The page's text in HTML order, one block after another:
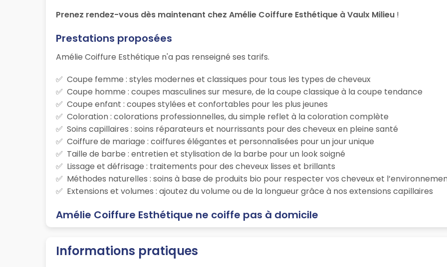
Prenez rendez-vous dès maintenant chez Amélie Coiffure Esthétique à Vaulx Milieu !
Prestations proposées
Amélie Coiffure Esthétique n'a pas renseigné ses tarifs.
Coupe femme : styles modernes et classiques pour tous les types de cheveux
Coupe homme : coupes masculines sur mesure, de la coupe classique à la coupe tendance
Coupe enfant : coupes stylées et confortables pour les plus jeunes
Coloration : colorations professionnelles, du simple reflet à la coloration complète
Soins capillaires : soins réparateurs et nourrissants pour des cheveux en pleine santé
Coiffure de mariage : coiffures élégantes et personnalisées pour un jour unique
Taille de barbe : entretien et stylisation de la barbe pour un look soigné
Lissage et défrisage : traitements pour des cheveux lisses et brillants
Méthodes naturelles : soins à base de produits bio pour respecter vos cheveux et
Extensions et volumes : ajoutez du volume ou de la longueur grâce à nos extensions capillaires
Amélie Coiffure Esthétique ne coiffe pas à domicile
Informations pratiques